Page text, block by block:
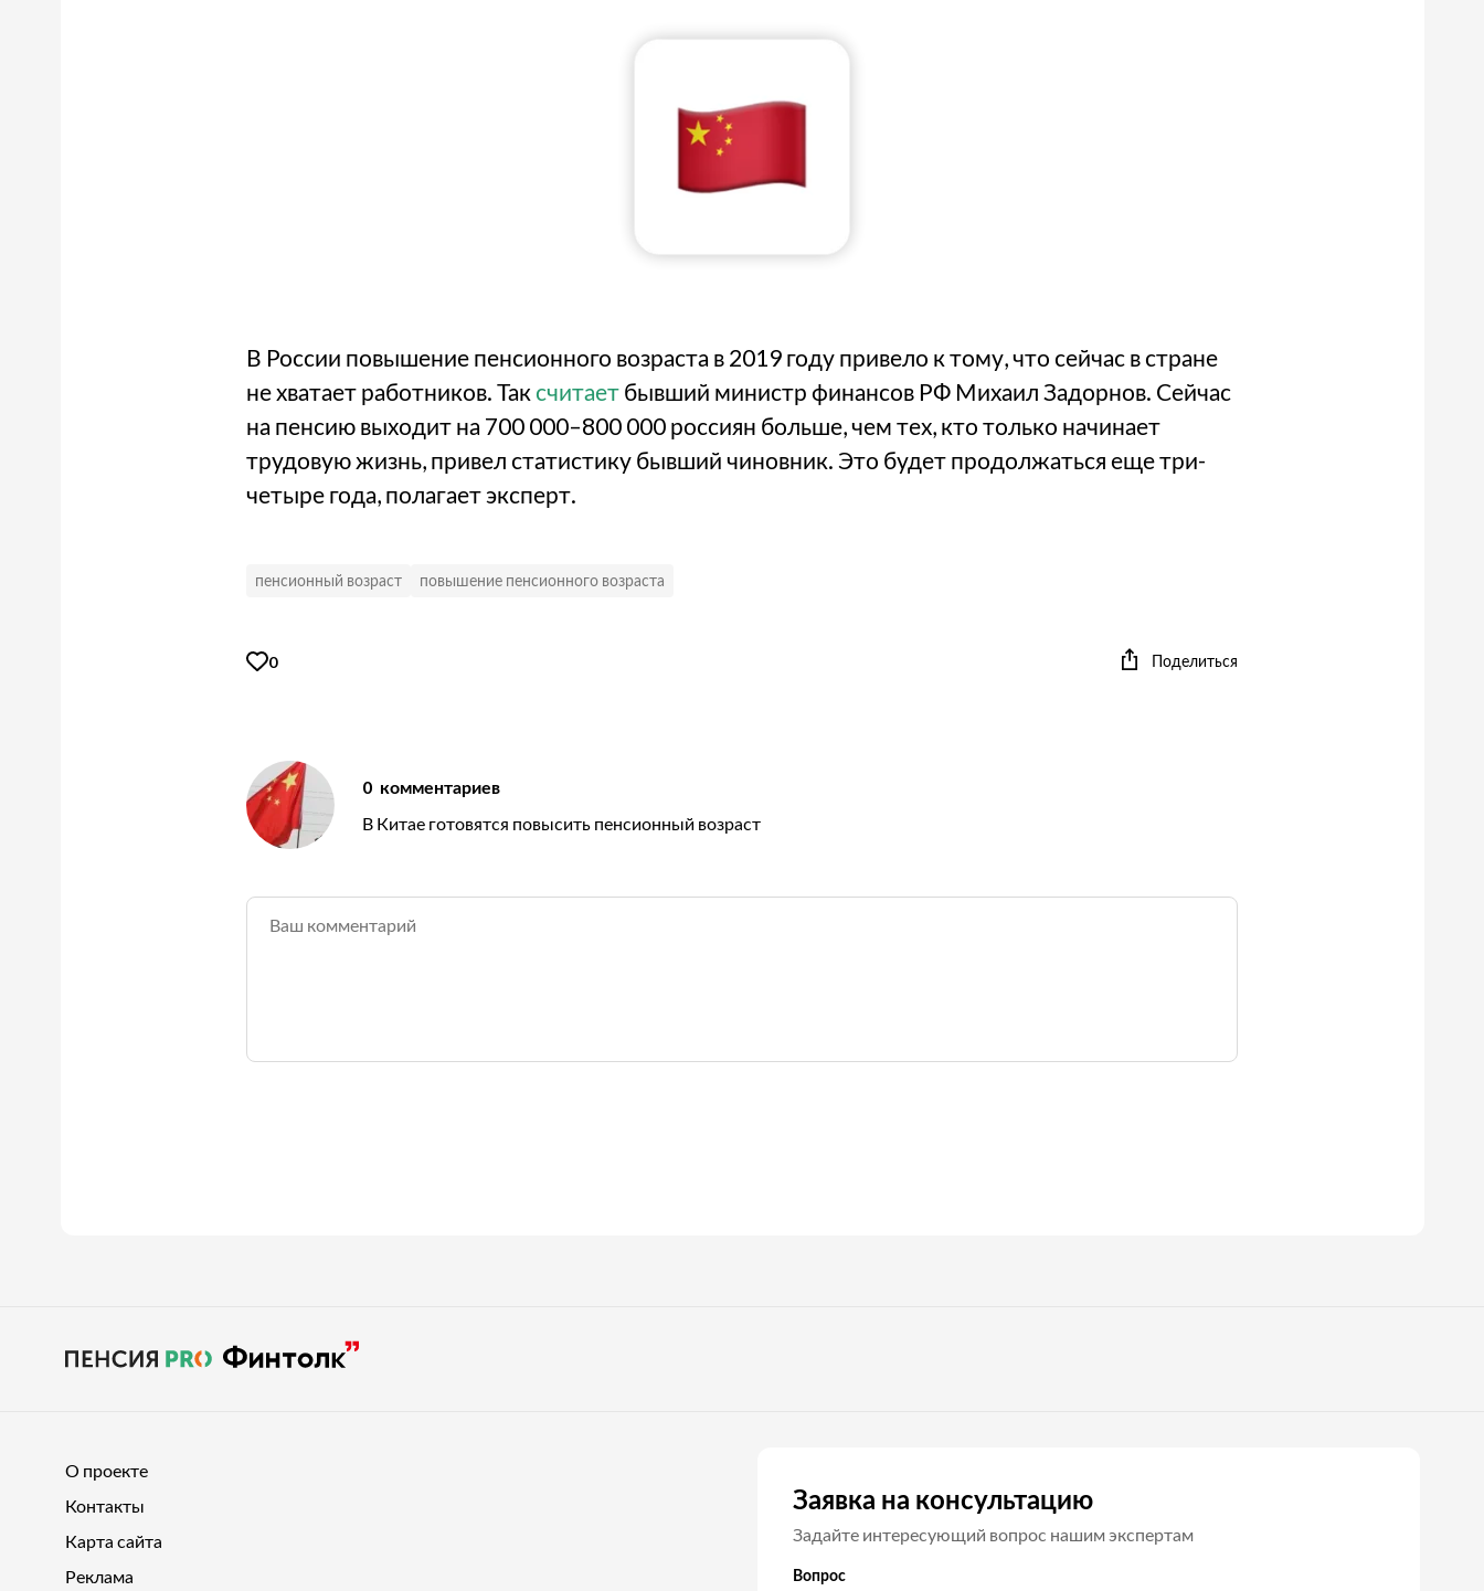
В России повышение пенсионного возраста в 2019 году привело к тому, что сейчас в стране
не хватает работников. Так считает бывший министр финансов РФ Михаил Задорнов. Сейчас
на пенсию выходит на 700 000–800 000 россиян больше, чем тех, кто только начинает
трудовую жизнь, привел статистику бывший чиновник. Это будет продолжаться еще три-
четыре года, полагает эксперт.
пенсионный возраст повышение пенсионного возраста
0 Поделиться
0 комментариев
В Китае готовятся повысить пенсионный возраст
О проекте
Контакты
Карта сайта
Реклама
Заявка на консультацию
Задайте интересующий вопрос нашим экспертам
Вопрос